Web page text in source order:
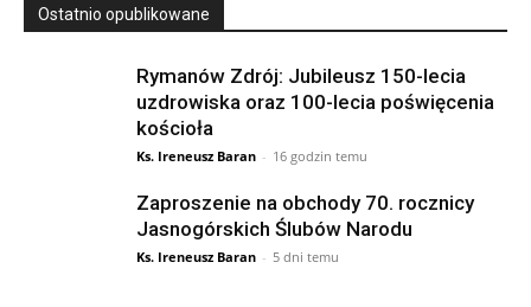
Ostatnio opublikowane
Rymanów Zdrój: Jubileusz 150-lecia
uzdrowiska oraz 100-lecia poświęcenia
kościoła
Ks. Ireneusz Baran - 16 godzin temu
Zaproszenie na obchody 70. rocznicy
Jasnogórskich Ślubów Narodu
Ks. Ireneusz Baran - 5 dni temu